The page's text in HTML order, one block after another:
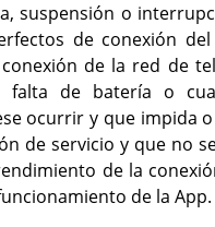
suspensión o
de conexión
de la red de
falta de batería o
ocurrir y que impida
de servicio y que no
rendimiento de la
de la App.